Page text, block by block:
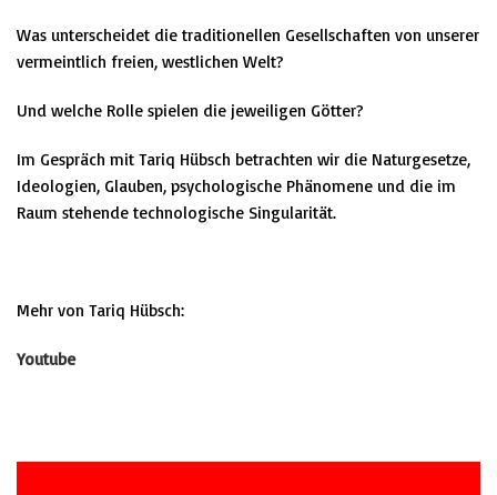
Was unterscheidet die traditionellen Gesellschaften von unserer
vermeintlich freien, westlichen Welt?
Und welche Rolle spielen die jeweiligen Götter?
Im Gespräch mit Tariq Hübsch betrachten wir die Naturgesetze,
Ideologien, Glauben, psychologische Phänomene und die im
Raum stehende technologische Singularität.
Mehr von Tariq Hübsch:
Youtube